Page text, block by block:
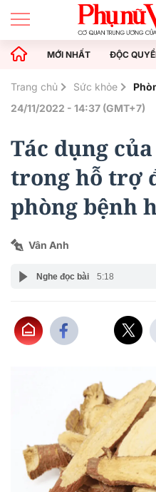
MỚI NHẤT ĐỘC
Trang chủ Sức khỏe
24/11/2022 - 14:37 (GMT+7)
Tác dụng
trong hỗ trợ
phòng bệnh
Vân Anh
Nghe đọc bài 5:18